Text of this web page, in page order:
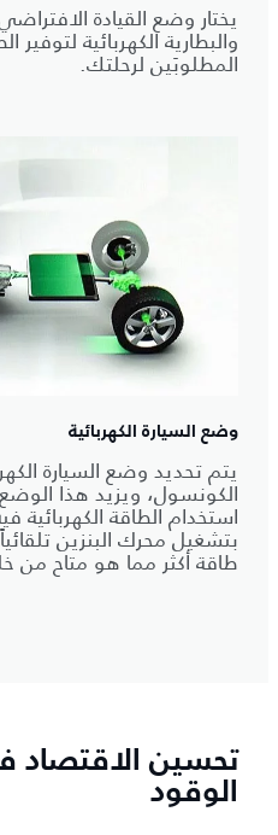
يختار وضع القيادة
والبطارية الكهربائية لتوفير
المطلوبَين لرحلتك.
وضع السيارة الكهربائية
يتم تحديد وضع السيارة
الكونسول، ويزيد هذا
استخدام الطاقة الكهربائية
بتشغيل محرك البنزين
طاقة أكثر مما هو متاح من
تحسين
الوقود